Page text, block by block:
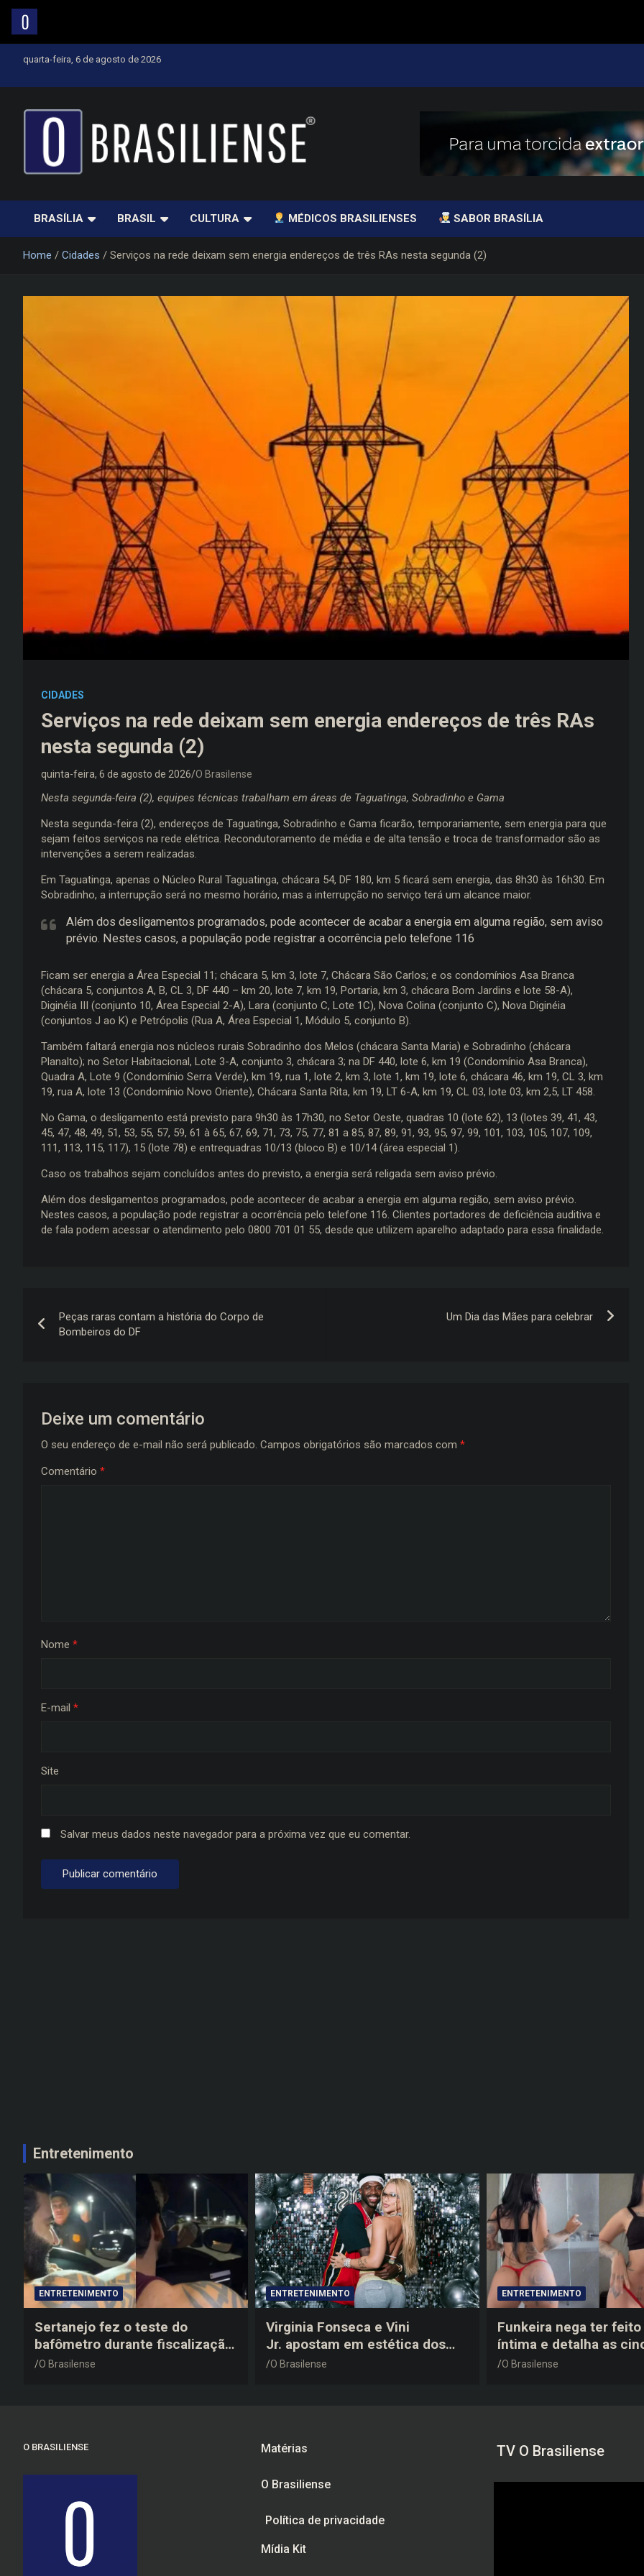
quarta-feira, 6 de agosto de 2026
BRASÍLIA BRASIL CULTURA MÉDICOS BRASILIENSES SABOR BRASÍLIA
Home Cidades Serviços na rede deixam sem energia endereços de três RAs nesta segunda (2)
CIDADES
Serviços na rede deixam sem energia endereços de três RAs
nesta segunda (2)
quinta-feira, 6 de agosto de 2026 O Brasilense
Nesta segunda-feira (2), equipes técnicas trabalham em áreas de Taguatinga, Sobradinho e Gama
Nesta segunda-feira (2), endereços de Taguatinga, Sobradinho e Gama ficarão, temporariamente, sem energia para que
sejam feitos serviços na rede elétrica. Recondutoramento de média e de alta tensão e troca de transformador são as
intervenções a serem realizadas.
Em Taguatinga, apenas o Núcleo Rural Taguatinga, chácara 54, DF 180, km 5 ficará sem energia, das 8h30 às 16h30. Em
Sobradinho, a interrupção será no mesmo horário, mas a interrupção no serviço terá um alcance maior.
Além dos desligamentos programados, pode acontecer de acabar a energia em alguma região, sem aviso
prévio. Nestes casos, a população pode registrar a ocorrência pelo telefone 116
Ficam ser energia a Área Especial 11; chácara 5, km 3, lote 7, Chácara São Carlos; e os condomínios Asa Branca
(chácara 5, conjuntos A, B, CL 3, DF 440 – km 20, lote 7, km 19, Portaria, km 3, chácara Bom Jardins e lote 58-A),
Diginéia III (conjunto 10, Área Especial 2-A), Lara (conjunto C, Lote 1C), Nova Colina (conjunto C), Nova Diginéia
(conjuntos J ao K) e Petrópolis (Rua A, Área Especial 1, Módulo 5, conjunto B).
Também faltará energia nos núcleos rurais Sobradinho dos Melos (chácara Santa Maria) e Sobradinho (chácara
Planalto); no Setor Habitacional, Lote 3-A, conjunto 3, chácara 3; na DF 440, lote 6, km 19 (Condomínio Asa Branca),
Quadra A, Lote 9 (Condomínio Serra Verde), km 19, rua 1, lote 2, km 3, lote 1, km 19, lote 6, chácara 46, km 19, CL 3, km
19, rua A, lote 13 (Condomínio Novo Oriente), Chácara Santa Rita, km 19, LT 6-A, km 19, CL 03, lote 03, km 2,5, LT 458.
No Gama, o desligamento está previsto para 9h30 às 17h30, no Setor Oeste, quadras 10 (lote 62), 13 (lotes 39, 41, 43,
45, 47, 48, 49, 51, 53, 55, 57, 59, 61 à 65, 67, 69, 71, 73, 75, 77, 81 a 85, 87, 89, 91, 93, 95, 97, 99, 101, 103, 105, 107, 109,
111, 113, 115, 117), 15 (lote 78) e entrequadras 10/13 (bloco B) e 10/14 (área especial 1).
Caso os trabalhos sejam concluídos antes do previsto, a energia será religada sem aviso prévio.
Além dos desligamentos programados, pode acontecer de acabar a energia em alguma região, sem aviso prévio.
Nestes casos, a população pode registrar a ocorrência pelo telefone 116. Clientes portadores de deficiência auditiva e
de fala podem acessar o atendimento pelo 0800 701 01 55, desde que utilizem aparelho adaptado para essa finalidade.
de
Peças raras contam a história do Corpo de
Bombeiros do DF
Um Dia das Mães para celebrar
Deixe um comentário
O seu endereço de e-mail não será publicado. Campos obrigatórios são marcados com *
Comentário *
Nome *
E-mail *
Site
Salvar meus dados neste navegador para a próxima vez que eu comentar.
Entretenimento
ENTRETENIMENTO
Sertanejo fez o teste do
bafômetro durante fiscalização
na estrada, deu resultado
O Brasilense
ENTRETENIMENTO
Virginia Fonseca e Vini
Jr. apostam em estética dos
anos 2000 em festa de
O Brasilense
ENTRETENIMENTO
Funkeira nega ter
íntima e detalha as
plásticas que realizou
O Brasilense
O BRASILIENSE Matérias
O Brasiliense
Política de privacidade
Mídia Kit
TV O Brasiliense